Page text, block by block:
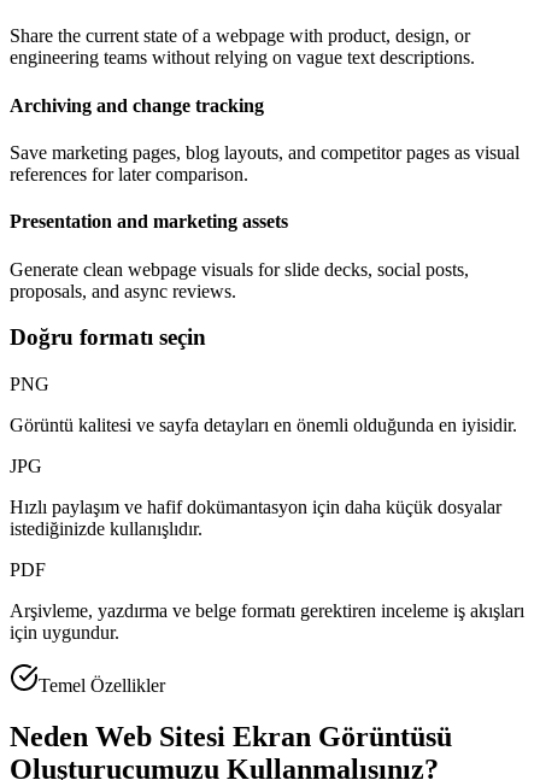
Share the current state of a webpage with product, design, or
engineering teams without relying on vague text descriptions.
Archiving and change tracking
Save marketing pages, blog layouts, and competitor pages as visual
references for later comparison.
Presentation and marketing assets
Generate clean webpage visuals for slide decks, social posts,
proposals, and async reviews.
Doğru formatı seçin
PNG
Görüntü kalitesi ve sayfa detayları en önemli olduğunda en iyisidir.
JPG
Hızlı paylaşım ve hafif dokümantasyon için daha küçük dosyalar
istediğinizde kullanışlıdır.
PDF
Arşivleme, yazdırma ve belge formatı gerektiren inceleme iş akışları
için uygundur.
Temel Özellikler
Neden Web Sitesi Ekran Görüntüsü
Oluşturucumuzu Kullanmalısınız?